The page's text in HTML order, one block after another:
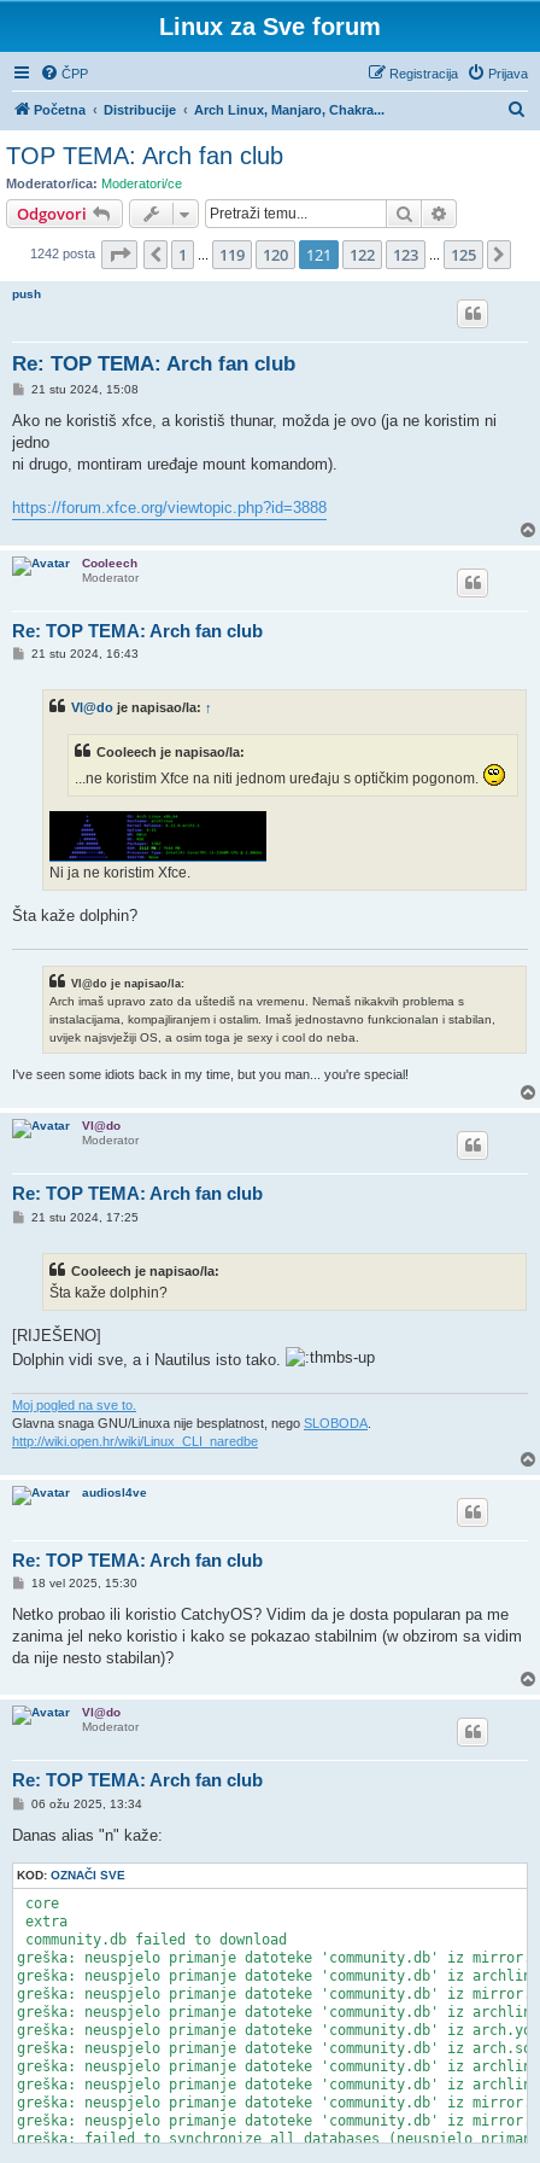
Linux za Sve forum
ČPP Prijava
Registracija
Početna Distribucije Arch Linux, Manjaro, Chakra...
ž
i
TOP TEMA: Arch fan club
Moderator/ica: Moderatori/ce
Odgovori Pretražnik
1242 posta Stranica: 121/125
Prethodna
1 119 120 121 122 123 125
push
Re: TOP TEMA: Arch fan club
P
s
21 stu 2024, 15:08
Ako ne koristiš xfce, a koristiš thunar, možda je ovo (ja ne koristim ni
jedno
ni drugo, montiram uređaje mount komandom).
https://forum.xfce.org/viewtopic.php?id=3888
Cooleech
Moderator
Re: TOP TEMA: Arch fan club
P21 stu 2024, 16:43
Vl@do je napisao/la: ↑
Cooleech je napisao/la:
...ne koristim Xfce na niti jednom uređaju s optičkim pogonom.
Ni ja ne koristim Xfce.
Šta kaže dolphin?
Vl@do je napisao/la:
Arch imaš upravo zato da uštediš na vremenu. Nemaš nikakvih problema s
instalacijama, kompajliranjem i ostalim. Imaš jednostavno funkcionalan i stabilan,
uvijek najsvježiji OS, a osim toga je sexy i cool do neba.
I've seen some idiots back in my time, but you man... you're special!
Vl@do
Moderator
Re: TOP TEMA: Arch fan club
P21 stu 2024, 17:25
Cooleech je napisao/la:
Šta kaže dolphin?
[RIJEŠENO]
Dolphin vidi sve, a i Nautilus isto tako.
Moj pogled na sve to.
Glavna snaga GNU/Linuxa nije besplatnost, nego SLOBODA
http://wiki.open.hr/wiki/Linux_CLI_naredbe
audiosl4ve
Re: TOP TEMA: Arch fan club
P
s
18 vel 2025, 15:30
Netko probao ili koristio CatchyOS? Vidim da je dosta popularan pa me
zanima jel neko koristio i kako se pokazao stabilnim (w obzirom sa vidim
da nije nesto stabilan)?
Vl@do
Moderator
Re: TOP TEMA: Arch fan club
P
s
06 ožu 2025, 13:34
Danas alias "n" kaže:
KOD: OZNAČI SVE
core
extra
community.db failed to download
greška: neuspjelo primanje datoteke 'community.db' iz
greška: neuspjelo primanje datoteke 'community.db' iz
greška: neuspjelo primanje datoteke 'community.db' iz
greška: neuspjelo primanje datoteke 'community.db' iz
greška: neuspjelo primanje datoteke 'community.db' iz
greška: neuspjelo primanje datoteke 'community.db' iz
greška: neuspjelo primanje datoteke 'community.db' iz
greška: neuspjelo primanje datoteke 'community.db' iz
greška: neuspjelo primanje datoteke 'community.db' iz
greška: neuspjelo primanje datoteke 'community.db' iz